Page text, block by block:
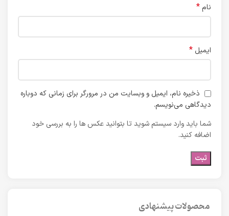
نام *
ایمیل *
ذخیره نام، ایمیل و وبسایت من در مرورگر برای زمانی که دوباره
دیدگاهی می‌نویسم.
شما باید وارد سیستم شوید تا بتوانید عکس ها را به بررسی خود
اضافه کنید.
محصولات پیشنهادی